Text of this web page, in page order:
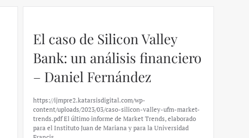
El caso de Silicon Valley
Bank: un análisis financiero
– Daniel Fernández
https://ijmpre2.katarsisdigital.com/wp-
content/uploads/2023/03/caso-silicon-valley-ufm-market-
trends.pdf El último informe de Market Trends, elaborado
para el Instituto Juan de Mariana y para la Universidad